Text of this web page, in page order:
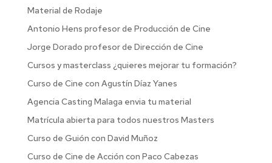
Material de Rodaje
Antonio Hens profesor de Producción de Cine
Jorge Dorado profesor de Dirección de Cine
Cursos y masterclass ¿quieres mejorar tu formación?
Curso de Cine con Agustín Díaz Yanes
Agencia Casting Malaga envia tu material
Matrícula abierta para todos nuestros Masters
Curso de Guión con David Muñoz
Curso de Cine de Acción con Paco Cabezas